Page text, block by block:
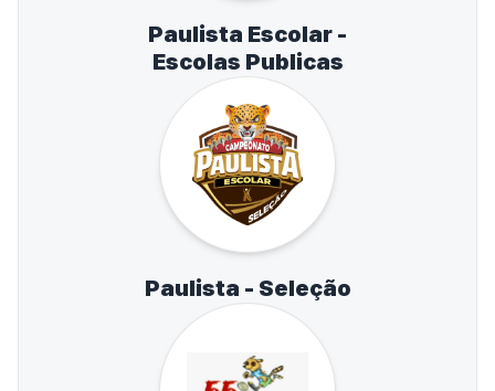
Paulista Escolar -
Escolas Publicas
Paulista - Seleção